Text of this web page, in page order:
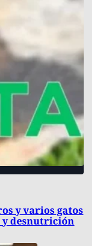
y varios gatos
y desnutrición